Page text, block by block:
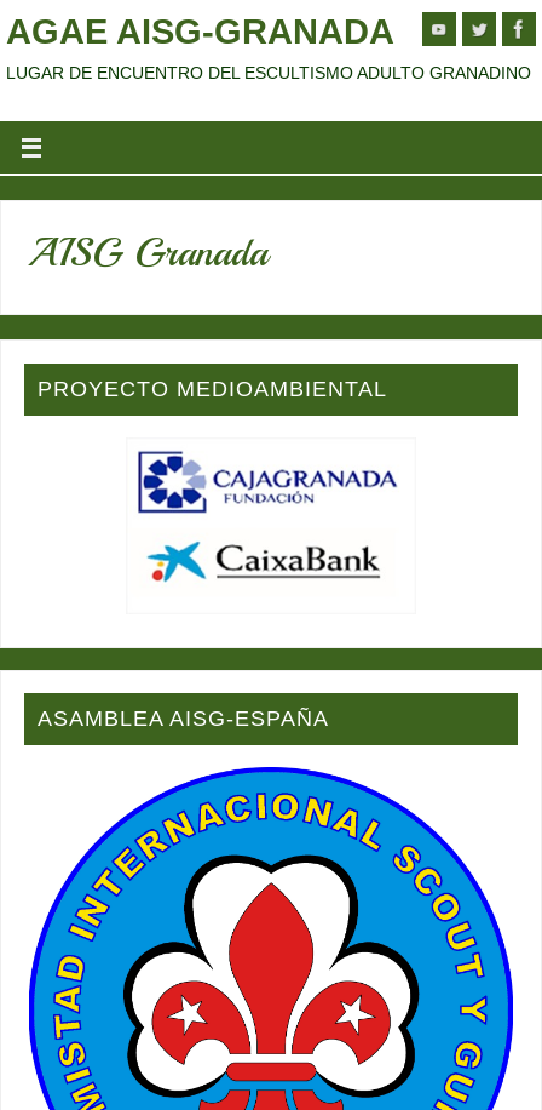
AGAE AISG-GRANADA
LUGAR DE ENCUENTRO DEL ESCULTISMO ADULTO GRANADINO
AISG Granada
PROYECTO MEDIOAMBIENTAL
ASAMBLEA AISG-ESPAÑA